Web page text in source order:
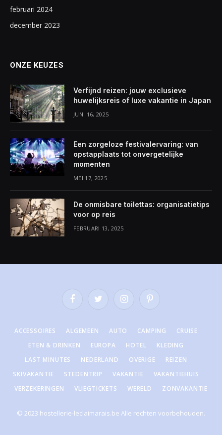
februari 2024
december 2023
ONZE KEUZES
Verfijnd reizen: jouw exclusieve
huwelijksreis of luxe vakantie in Japan
JUNI 16, 2025
Een zorgeloze festivalervaring: van
opstapplaats tot onvergetelijke
momenten
MEI 17, 2025
De onmisbare toilettas: organisatietips
voor op reis
FEBRUARI 13, 2025
FacebookTwitter InstagramPinterest
ACCESSOIRES ALGEMEEN AUTO CAMPING
CRUISE
ETEN & DRINKEN
EUROPA HOTEL
KLEDING
LAST MINUTES
NEDERLAND OVERIGE
REIZEN
SKIVAKANTIE
STEDENTRIP VAKANTIE
VAKANTIEHUIS
VERZEKERINGEN
VLIEGTICKETS WERELD ZONVAKANTIE
© 2023 hostellerie-leclaimarais.be Alle rechten voorbehouden.